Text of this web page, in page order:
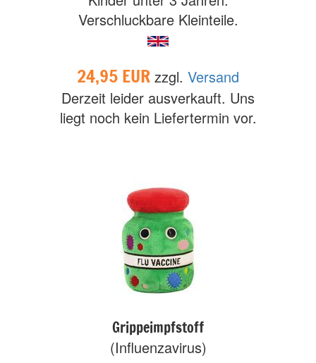
Verschluckbare Kleinteile.
24,95 EUR zzgl. Versand
Derzeit leider ausverkauft. Uns
liegt noch kein Liefertermin vor.
Grippeimpfstoff
(Influenzavirus)